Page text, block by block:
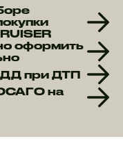
оформить
при ДТП
ОСАГО на